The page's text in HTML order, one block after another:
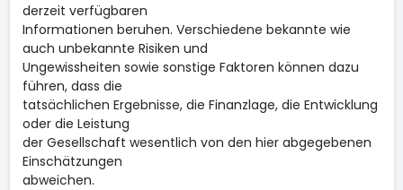
derzeit verfügbaren
Informationen beruhen. Verschiedene bekannte wie
auch unbekannte Risiken und
Ungewissheiten sowie sonstige Faktoren können dazu
führen, dass die
tatsächlichen Ergebnisse, die Finanzlage, die Entwicklung
oder die Leistung
der Gesellschaft wesentlich von den hier abgegebenen
Einschätzungen
abweichen.